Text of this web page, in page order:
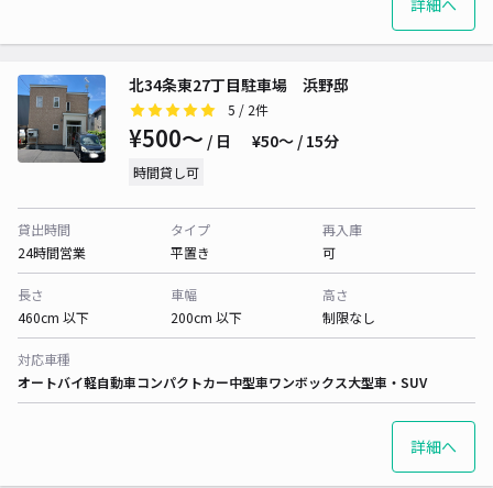
詳細へ
北34条東27丁目駐車場 浜野邸
5 / 2件
¥500〜 / 日 ¥50〜 / 15分
時間貸し可
貸出時間
24時間営業
タイプ
平置き
再入庫
可
長さ
460cm 以下
車幅
200cm 以下
高さ
制限なし
対応車種
オートバイ軽自動車コンパクトカー中型車ワンボックス大型車・SUV
詳細へ